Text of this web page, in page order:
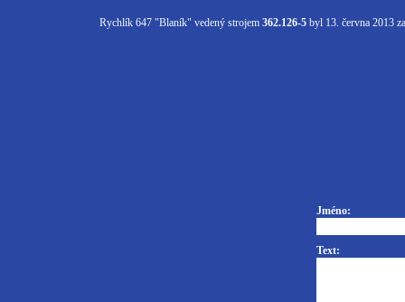
Rychlík 647 "Blaník" vedený strojem 362.126-5 byl 13. června 2013
Jméno:
Text: